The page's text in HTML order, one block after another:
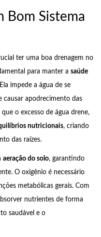
Bom Sistema
ter uma boa drenagem no
para manter a saúde
impede a água de se
causar apodrecimento das
o excesso de água drene,
nutricionais, criando
das raízes.
aeração do solo, garantindo
O oxigênio é necessário
metabólicas gerais. Com
nutrientes de forma
saudável e o